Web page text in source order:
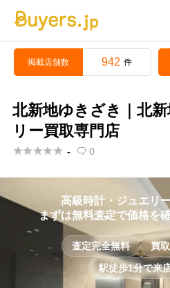
掲載店舗数 942 件
北新地ゆきざき｜北
リー買取専門店
 -  0
高級時計・ジュエリ
まずは無料査定で価格を
査定完全無料
買
駅徒歩1分で来